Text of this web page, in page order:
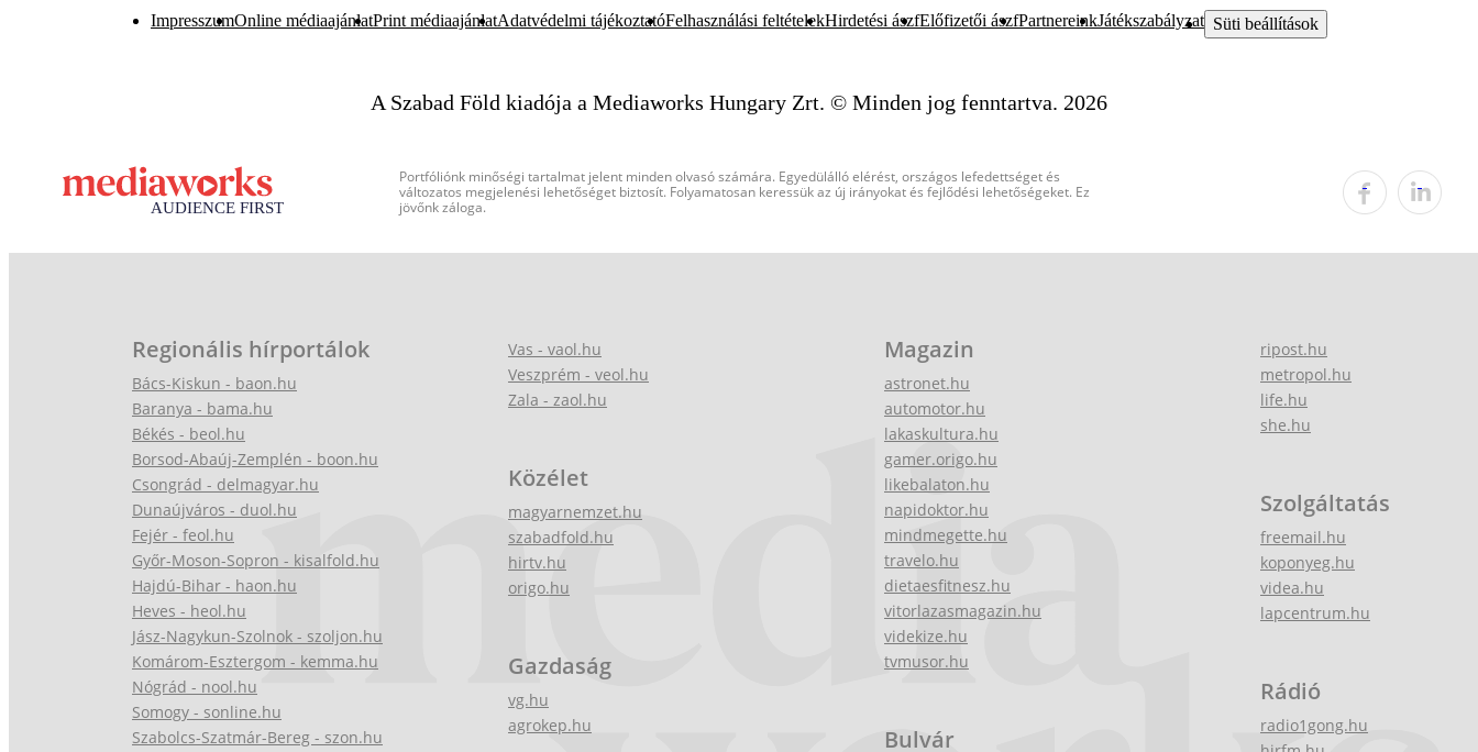
ImpresszumOnline médiaajánlatPrint médiaajánlatAdatvédelmi tájékoztatóFelhasználási feltételekHirdetési ászfElőfizetői ászfPartnereinkJátékszabályzat Süti beállítások
A Szabad Föld kiadója a Mediaworks Hungary Zrt. © Minden jog fenntartva. 2026
Portfóliónk minőségi tartalmat jelent minden olvasó számára. Egyedülálló elérést, országos lefedettséget és
változatos megjelenési lehetőséget biztosít. Folyamatosan keressük az új irányokat és fejlődési lehetőségeket. Ez
jövőnk záloga.
Regionális hírportálok
Bács-Kiskun - baon.hu
Baranya - bama.hu
Békés - beol.hu
Borsod-Abaúj-Zemplén - boon.hu
Csongrád - delmagyar.hu
Dunaújváros - duol.hu
Fejér - feol.hu
Győr-Moson-Sopron - kisalfold.hu
Hajdú-Bihar - haon.hu
Heves - heol.hu
Jász-Nagykun-Szolnok - szoljon.hu
Komárom-Esztergom - kemma.hu
Nógrád - nool.hu
Somogy - sonline.hu
Szabolcs-Szatmár-Bereg - szon.hu
Vas - vaol.hu
Veszprém - veol.hu
Zala - zaol.hu
Közélet
magyarnemzet.hu
szabadfold.hu
hirtv.hu
origo.hu
Gazdaság
vg.hu
agrokep.hu
Magazin
astronet.hu
automotor.hu
lakaskultura.hu
gamer.origo.hu
likebalaton.hu
napidoktor.hu
mindmegette.hu
travelo.hu
dietaesfitnesz.hu
vitorlazasmagazin.hu
videkize.hu
tvmusor.hu
Bulvár
ripost.hu
metropol.hu
life.hu
she.hu
Szolgáltatás
freemail.hu
koponyeg.hu
videa.hu
lapcentrum.hu
Rádió
radio1gong.hu